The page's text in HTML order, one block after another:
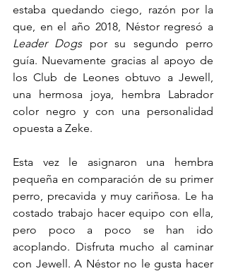
estaba quedando ciego, razón por la
Leader Dogs por su segundo perro
guía. Nuevamente gracias al apoyo de
los Club de Leones obtuvo a Jewell,
una hermosa joya, hembra Labrador
color negro y con una personalidad
opuesta a Zeke.
Esta vez le asignaron una hembra
pequeña en comparación de su primer
perro, precavida y muy cariñosa. Le ha
costado trabajo hacer equipo con ella,
pero poco a poco se han ido
acoplando. Disfruta mucho al caminar
con Jewell. A Néstor no le gusta hacer